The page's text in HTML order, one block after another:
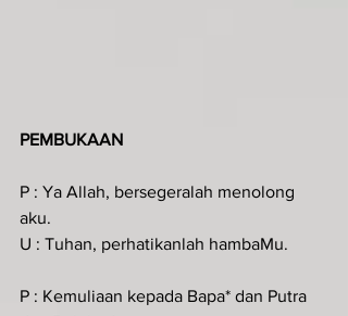
PEMBUKAAN
P : Ya Allah, bersegeralah menolong
aku.
U : Tuhan, perhatikanlah hambaMu.
P : Kemuliaan kepada Bapa* dan Putra